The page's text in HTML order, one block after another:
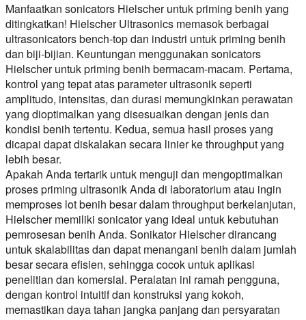
Manfaatkan sonicators Hielscher untuk priming benih yang
ditingkatkan! Hielscher Ultrasonics memasok berbagai
ultrasonicators bench-top dan industri untuk priming benih
dan biji-bijian. Keuntungan menggunakan sonicators
Hielscher untuk priming benih bermacam-macam. Pertama,
kontrol yang tepat atas parameter ultrasonik seperti
amplitudo, intensitas, dan durasi memungkinkan perawatan
yang dioptimalkan yang disesuaikan dengan jenis dan
kondisi benih tertentu. Kedua, semua hasil proses yang
dicapai dapat diskalakan secara linier ke throughput yang
lebih besar.
Apakah Anda tertarik untuk menguji dan mengoptimalkan
proses priming ultrasonik Anda di laboratorium atau ingin
memproses lot benih besar dalam throughput berkelanjutan,
Hielscher memiliki sonicator yang ideal untuk kebutuhan
pemrosesan benih Anda. Sonikator Hielscher dirancang
untuk skalabilitas dan dapat menangani benih dalam jumlah
besar secara efisien, sehingga cocok untuk aplikasi
penelitian dan komersial. Peralatan ini ramah pengguna,
dengan kontrol intuitif dan konstruksi yang kokoh,
memastikan daya tahan jangka panjang dan persyaratan